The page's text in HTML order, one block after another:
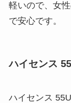
軽いので、女
で安心です。
ハイセンス
ハイセンス